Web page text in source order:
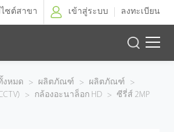
ไซต์สาขา เข้าสู่ระบบ ลงทะเบียน
หมด > ผลิตภัณฑ์ > ผลิตภัณฑ์
>
> กล้องอะนาล็อก HD > ซีรี่ส์ 2MP